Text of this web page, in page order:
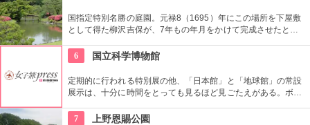
国指定特別名勝の庭園。元禄8（1695）年にこの場所を下屋敷
として得た柳沢吉保が、7年もの年月をかけて完成させたとい
で、江戸時代から小石川後楽園とで二大庭園とされていまし
た。日本庭園の良さを今に伝える名園です。
6 国立科学博物館
定期的に行われる特別展の他、「日本館」と「地球館」の常設
展示は、十分に時間をとっても見るほど見ごたえがある。ボラ
とまちがいなし。
7 上野恩賜公園